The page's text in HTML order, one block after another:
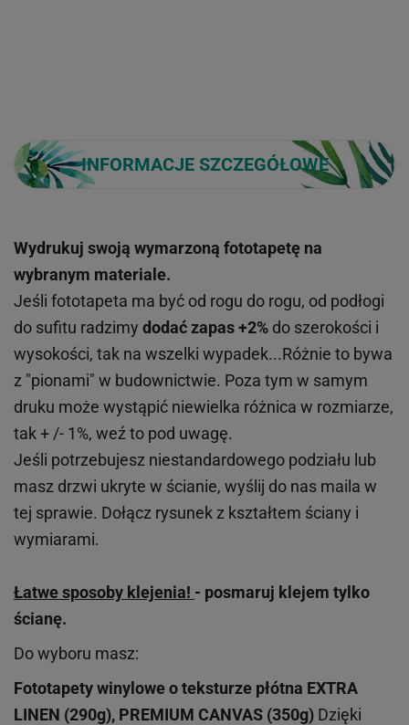
INFORMACJE SZCZEGÓŁOWE
Wydrukuj swoją wymarzoną fototapetę na
wybranym materiale.
Jeśli fototapeta ma być od rogu do rogu, od podłogi
do sufitu radzimy dodać zapas +2% do szerokości i
wysokości, tak na wszelki wypadek...Różnie to bywa
z "pionami" w budownictwie. Poza tym w samym
druku może wystąpić niewielka różnica w rozmiarze,
tak + /- 1%, weź to pod uwagę.
Jeśli potrzebujesz niestandardowego podziału lub
masz drzwi ukryte w ścianie, wyślij do nas maila w
tej sprawie. Dołącz rysunek z kształtem ściany i
wymiarami.
Łatwe sposoby klejenia! - posmaruj klejem tylko
ścianę.
Do wyboru masz:
Fototapety winylowe oteksturze płótna EXTRA
LINEN (290g), PREMIUM CANVAS (350g) Dzięki